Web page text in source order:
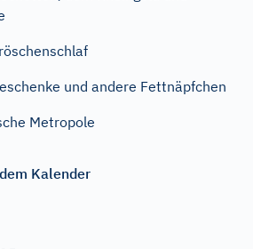
und andere Fettnäpfchen
Metropole
Kalender